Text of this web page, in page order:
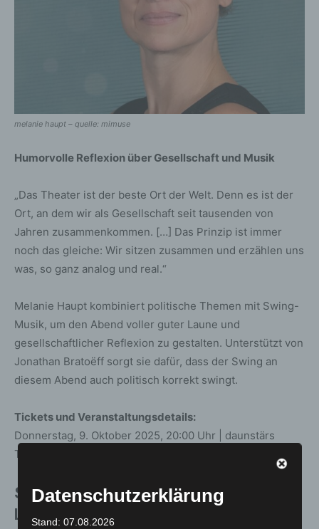
melanie haupt – quelle: mimuse
Humorvolle Reflexion über Gesellschaft und Musik
„Das Theater ist der beste Ort der Welt. Denn es ist der
Ort, an dem wir als Gesellschaft seit tausenden von
Jahren zusammenkommen. […] Das Prinzip ist immer
noch das gleiche: Wir sitzen zusammen und erzählen uns
was, so ganz analog und real.“
Melanie Haupt kombiniert politische Themen mit Swing-
Musik, um den Abend voller guter Laune und
gesellschaftlicher Reflexion zu gestalten. Unterstützt von
Jonathan Bratoëff sorgt sie dafür, dass der Swing an
diesem Abend auch politisch korrekt swingt.
Tickets und Veranstaltungsdetails:
Donnerstag, 9. Oktober 2025, 20:00 Uhr | daunstärs
Tickets an der Abendkasse: € 23,-
Saisoneröffnung im Theatersaal
Langenhagen: MIMUSE Maxi Mix
Datenschutzerklärung
Stand: 07.08.2026